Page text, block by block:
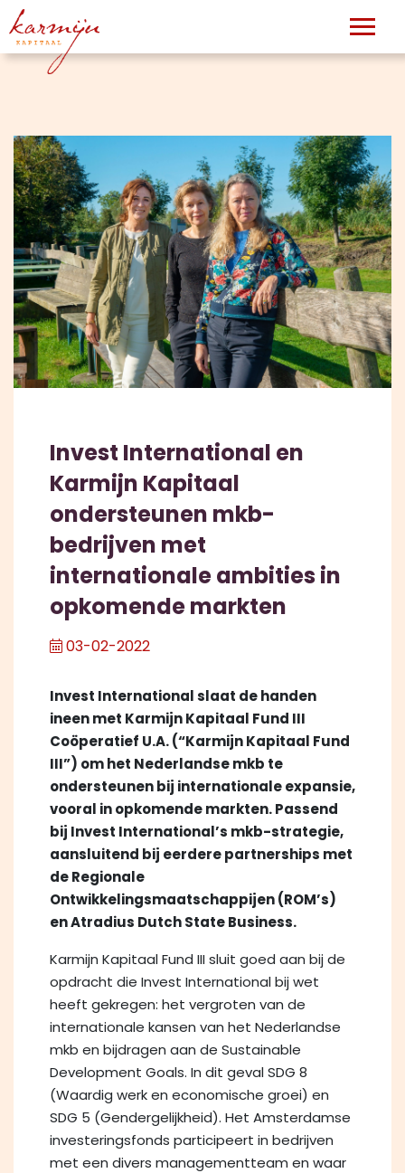
Invest International en
Karmijn Kapitaal
ondersteunen mkb-
bedrijven met
internationale ambities in
opkomende markten
03-02-2022
Invest International slaat de handen
ineen met Karmijn Kapitaal Fund III
Coöperatief U.A. (“Karmijn Kapitaal Fund
III”) om het Nederlandse mkb te
ondersteunen bij internationale expansie,
vooral in opkomende markten. Passend
bij Invest International’s mkb-strategie,
aansluitend bij eerdere partnerships met
de Regionale
Ontwikkelingsmaatschappijen (ROM’s)
en Atradius Dutch State Business.
Karmijn Kapitaal Fund III sluit goed aan bij de
opdracht die Invest International bij wet
heeft gekregen: het vergroten van de
internationale kansen van het Nederlandse
mkb en bijdragen aan de Sustainable
Development Goals. In dit geval SDG 8
(Waardig werk en economische groei) en
SDG 5 (Gendergelijkheid). Het Amsterdamse
investeringsfonds participeert in bedrijven
met een divers managementteam en waar